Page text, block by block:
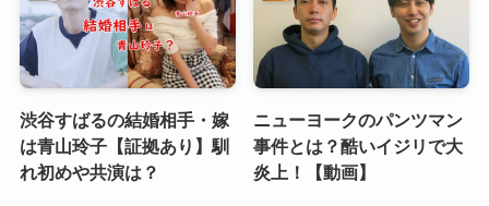
渋谷すばるの結婚相手・嫁
は青山玲子【証拠あり】馴
れ初めや共演は？
ニューヨークのパンツマン
事件とは？酷いイジリで大
炎上！【動画】